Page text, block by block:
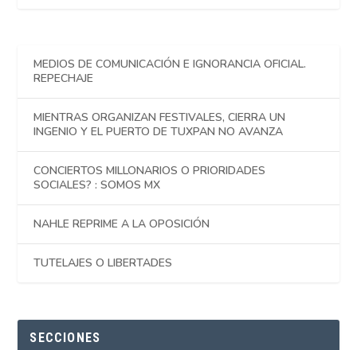
MEDIOS DE COMUNICACIÓN E IGNORANCIA OFICIAL.
REPECHAJE
MIENTRAS ORGANIZAN FESTIVALES, CIERRA UN
INGENIO Y EL PUERTO DE TUXPAN NO AVANZA
CONCIERTOS MILLONARIOS O PRIORIDADES
SOCIALES? : SOMOS MX
NAHLE REPRIME A LA OPOSICIÓN
TUTELAJES O LIBERTADES
SECCIONES